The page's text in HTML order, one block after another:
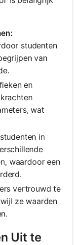
studenten
van
en
wat
in
waardoor een
vertrouwd te
ze waarden
Uit te